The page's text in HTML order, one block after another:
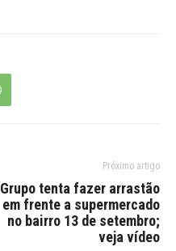
Próximo artigo
Grupo tenta fazer arrastão
em frente a supermercado
no bairro 13 de setembro;
veja vídeo